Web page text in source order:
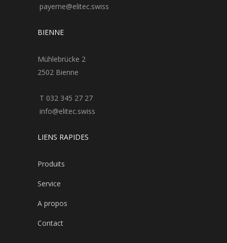
payerne@elitec.swiss
BIENNE
Mühlebrücke 2
2502 Bienne
T 032 345 27 27
info@elitec.swiss
LIENS RAPIDES
Produits
Service
A propos
Contact